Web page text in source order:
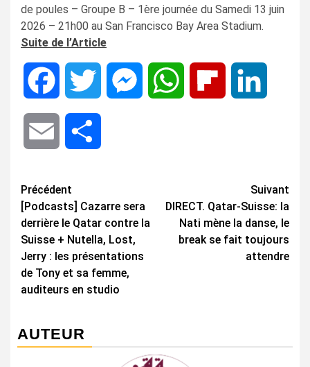
de poules – Groupe B – 1ère journée du Samedi 13 juin
2026 – 21h00 au San Francisco Bay Area Stadium.
Suite de l’Article
Facebook Twitter MessengerWhatsApp Flipboard
Email
Navigation
d’article
Précédent
[Podcasts] Cazarre sera
derrière le Qatar contre la
Suisse + Nutella, Lost,
Jerry : les présentations
de Tony et sa femme,
auditeurs en studio
Suivant
DIRECT. Qatar-Suisse: la
Nati mène la danse, le
break se fait toujours
attendre
AUTEUR